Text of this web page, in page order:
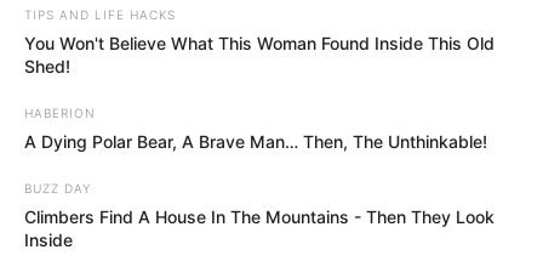
même moment, Valentine (Octavie Durand) sera
confrontée à une situation délicate après avoir
reçu un message l’accusant de coucher avec
son boss, Bart (Hector Langevin).
rendez-vous chaque soir de la semaine à
partir de 19h10 dans
TIPS AND LIFE HACKS
You Won't Believe What This Woman Found Inside This Old
Shed!
HABERION
A Dying Polar Bear, A Brave Man… Then, The Unthinkable!
BUZZ DAY
Climbers Find A House In The Mountains - Then They Look
Inside